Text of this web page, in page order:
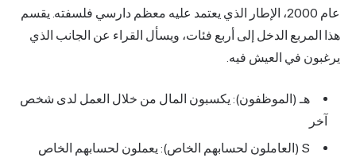
عام 2000، الإطار الذي يعتمد عليه معظم دارسي فلسفته. يقسم
هذا المربع الدخل إلى أربع فئات، ويسأل القراء عن الجانب الذي
يرغبون في العيش فيه.
هـ (الموظفون): يكسبون المال من خلال العمل لدى شخص
آخر
S (العاملون لحسابهم الخاص): يعملون لحسابهم الخاص